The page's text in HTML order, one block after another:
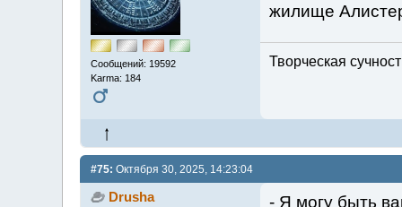
Сообщений: 19592
Karma: 184
жилище
Творческая
#75: Октября 30, 2025, 14:23:04
Drusha - Я могу быть